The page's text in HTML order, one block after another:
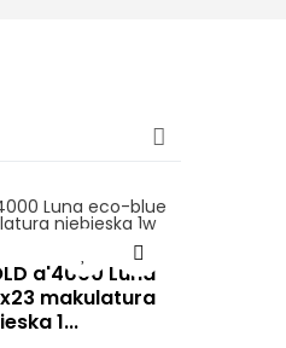

a'4000 Luna
makulatura
1...